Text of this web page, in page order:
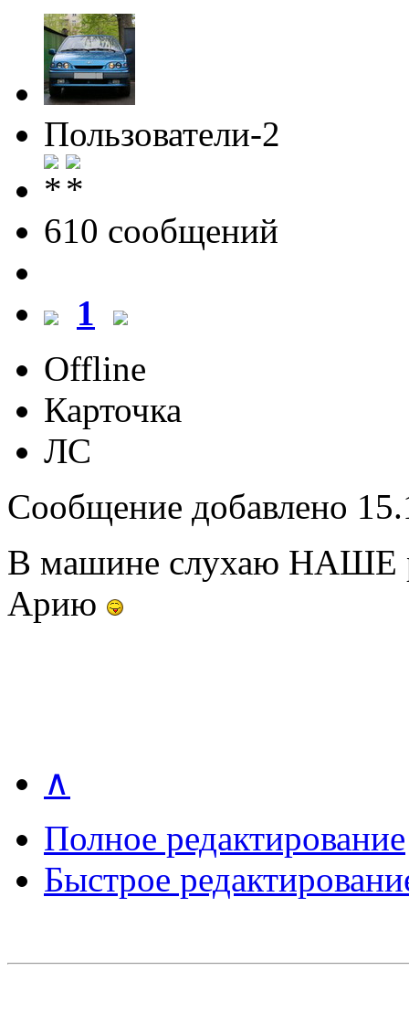
Пользователи-2
610 cообщений
1
Offline
Карточка
ЛС
Сообщение добавлено
В машине слухаю НАШЕ
Арию
∧
Полное редактирование
Быстрое